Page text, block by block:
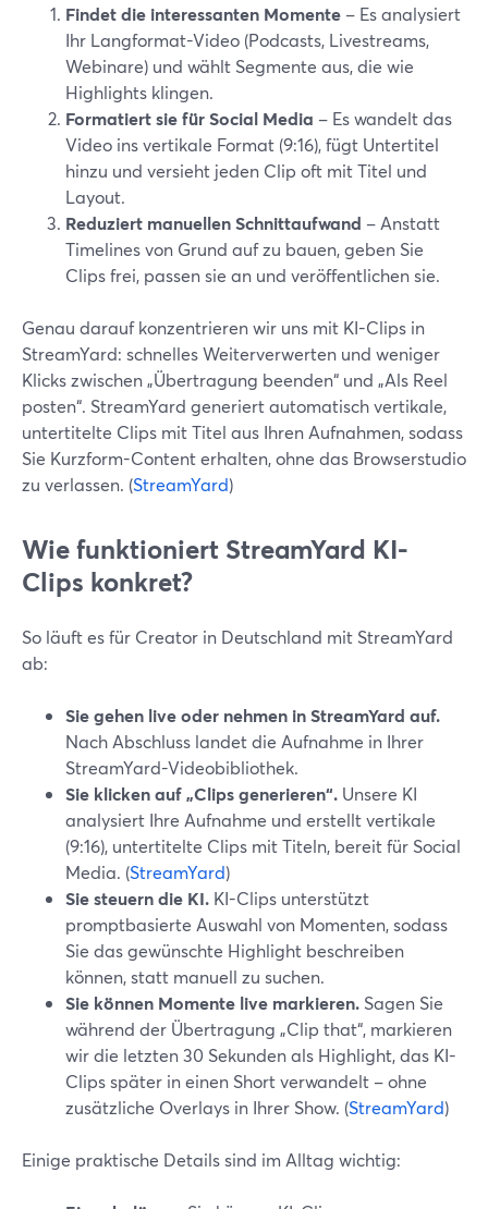
Findet die interessanten Momente – Es analysiert
Ihr Langformat-Video (Podcasts, Livestreams,
Webinare) und wählt Segmente aus, die wie
Highlights klingen.
Formatiert sie für Social Media – Es wandelt das
Video ins vertikale Format (9:16), fügt Untertitel
hinzu und versieht jeden Clip oft mit Titel und
Layout.
Reduziert manuellen Schnittaufwand – Anstatt
Timelines von Grund auf zu bauen, geben Sie
Clips frei, passen sie an und veröffentlichen sie.
Genau darauf konzentrieren wir uns mit KI-Clips in
StreamYard: schnelles Weiterverwerten und weniger
Klicks zwischen „Übertragung beenden“ und „Als Reel
posten“. StreamYard generiert automatisch vertikale,
untertitelte Clips mit Titel aus Ihren Aufnahmen, sodass
Sie Kurzform-Content erhalten, ohne das Browserstudio
zu verlassen. (StreamYard)
Wie funktioniert StreamYard KI-
Clips konkret?
So läuft es für Creator in Deutschland mit StreamYard
ab:
Sie gehen live oder nehmen in StreamYard auf.
Nach Abschluss landet die Aufnahme in Ihrer
StreamYard-Videobibliothek.
Sie klicken auf „Clips generieren“. Unsere KI
analysiert Ihre Aufnahme und erstellt vertikale
(9:16), untertitelte Clips mit Titeln, bereit für Social
Media. (StreamYard)
Sie steuern die KI. KI-Clips unterstützt
promptbasierte Auswahl von Momenten, sodass
Sie das gewünschte Highlight beschreiben
können, statt manuell zu suchen.
Sie können Momente live markieren. Sagen Sie
während der Übertragung „Clip that“, markieren
wir die letzten 30 Sekunden als Highlight, das KI-
Clips später in einen Short verwandelt – ohne
zusätzliche Overlays in Ihrer Show. (StreamYard)
Einige praktische Details sind im Alltag wichtig: